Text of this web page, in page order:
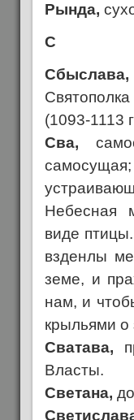
Рында,
С
Сбыслава,
(1093-1113
Сва,
Небесная
виде
взденлы
земе, и
нам, и
крыльями о
Сватава,
Власты.
Светана,